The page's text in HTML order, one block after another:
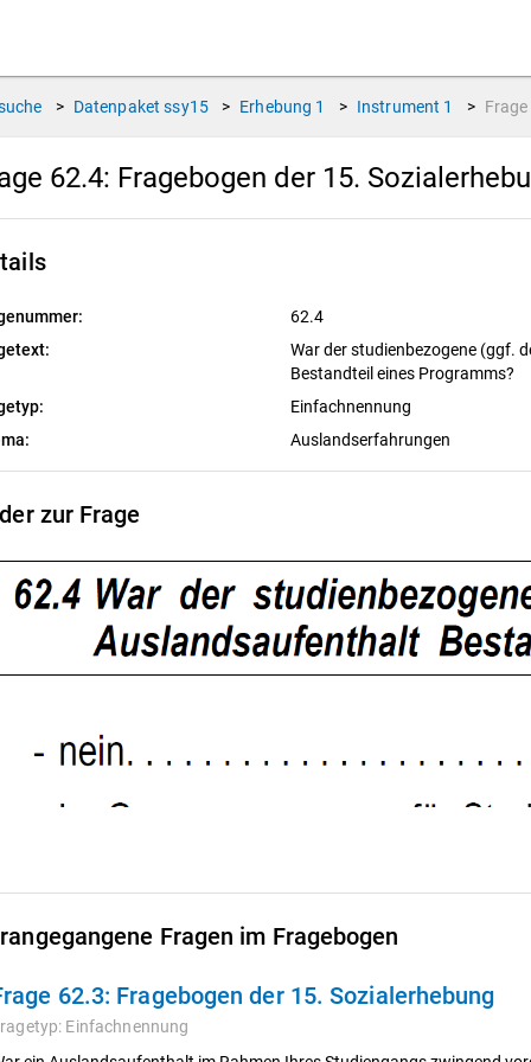
> Datenpaket ssy15 > Erhebung 1 > Instrument 1 > Frage
62.4: Fragebogen der 15.
62.4
War der studienbezogene (ggf.
Bestandteil eines Programms?
Einfachnennung
Auslandserfahrungen
zur Frage
Fragen im Fragebogen
62.3: Fragebogen der 15. Sozialerhebung
Einfachnennung